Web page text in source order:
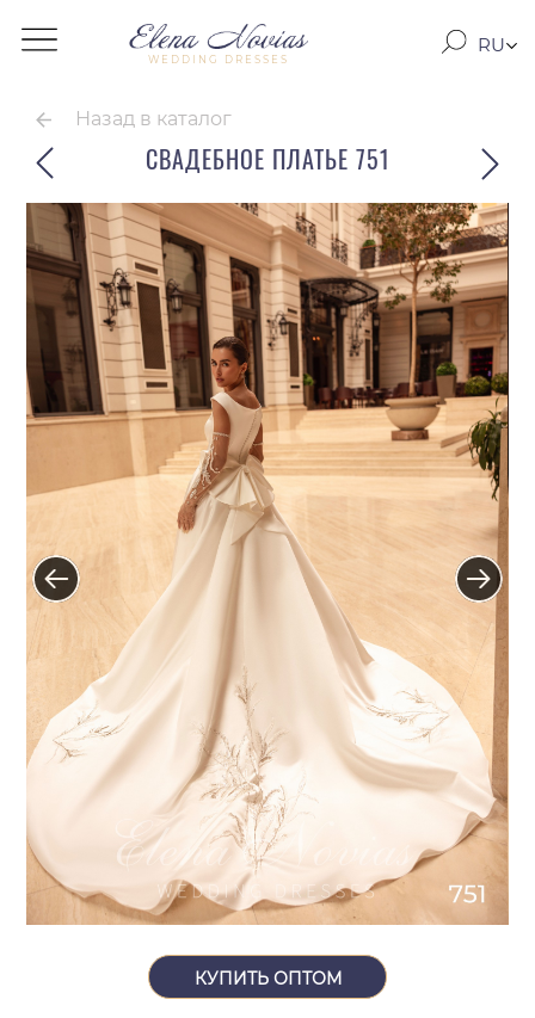
WEDDING DRESSES
RU
Назад в каталог
СВАДЕБНОЕ ПЛАТЬЕ 751
КУПИТЬ ОПТОМ